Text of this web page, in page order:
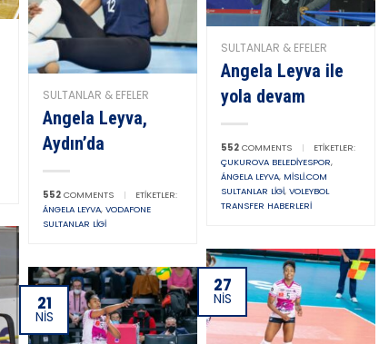
SULTANLAR & EFELER
Angela Leyva,
Aydın’da
552 COMMENTS |
ETIKETLER:
ÁNGELA LEYVA, VODAFONE
SULTANLAR LIGI
SULTANLAR & EFELER
Angela Leyva ile
yola devam
552 COMMENTS |
ETIKETLER:
ÇUKUROVA BELEDIYESPOR,
ÁNGELA LEYVA, MISLI.COM
SULTANLAR LIGI, VOLEYBOL
TRANSFER HABERLERI
27
NIS
21
NIS